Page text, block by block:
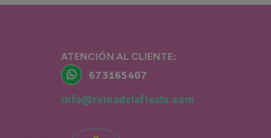
ATENCIÓN AL CLIENTE:
673165407
info@reinadelafiesta.com